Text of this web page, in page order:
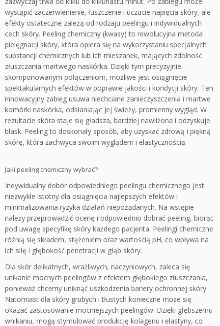
wystąpić zaczerwienienie, łuszczenie i uczucie napięcia skóry, ale
efekty ostateczne zależą od rodzaju peelingu i indywidualnych
cech skóry. Peeling chemiczny (kwasy) to rewolucyjna metoda
pielęgnacji skóry, która opiera się na wykorzystaniu specjalnych
substancji chemicznych lub ich mieszanek, mających zdolność
złuszczania martwego naskórka. Dzięki tym precyzyjnie
skomponowanym połączeniom, możliwe jest osiągnięcie
spektakularnych efektów w poprawie jakości i kondycji skóry. Ten
innowacyjny zabieg usuwa niechciane zanieczyszczenia i martwe
komórki naskórka, odsłaniając jej świeży, promienny wygląd. W
rezultacie skóra staje się gładsza, bardziej nawilżona i odzyskuje
blask. Peeling to doskonały sposób, aby uzyskać zdrową i piękną
skórę, która zachwyca swoim wyglądem i elastycznością.
Jaki peeling chemiczny wybrać?
Indywidualny dobór odpowiedniego peelingu chemicznego jest
niezwykle istotny dla osiągnięcia najlepszych efektów i
minimalizowania ryzyka działań niepożądanych. Na wstępie
należy przeprowadzić ocenę i odpowiednio dobrać peeling, biorąc
pod uwagę specyfikę skóry każdego pacjenta. Peelingi chemiczne
różnią się składem, stężeniem oraz wartością pH, co wpływa na
ich siłę i głębokość penetracji w głąb skóry.
Dla skór delikatnych, wrażliwych, naczyniowych, zaleca się
unikanie mocnych peelingów z efektem głębokiego złuszczania,
ponieważ chcemy uniknąć uszkodzenia bariery ochronnej skóry.
Natomiast dla skóry grubych i tłustych konieczne może się
okazać zastosowanie mocniejszych peelingów. Dzięki głębszemu
wnikaniu, mogą stymulować produkcję kolagenu i elastyny, co